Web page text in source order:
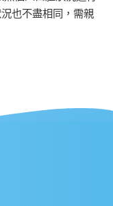
也不盡相同，需親